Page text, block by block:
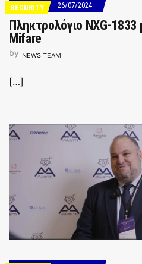
SECURITY 26/07/2024
Πληκτρολόγιο NXG-
Mifare
by NEWS TEAM
[…]